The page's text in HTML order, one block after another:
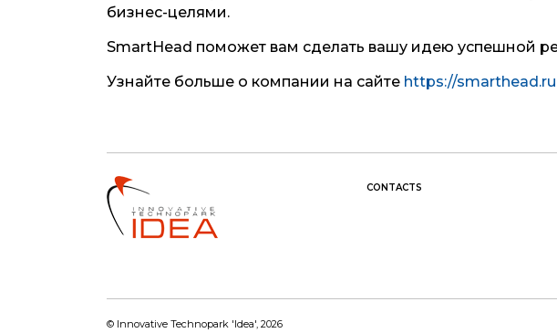
бизнес-целями.
SmartHead поможет вам сделать вашу идею успешной
Узнайте больше о компании на сайте https://smarthead.ru
CONTACTS
© Innovative Technopark 'Idea', 2026